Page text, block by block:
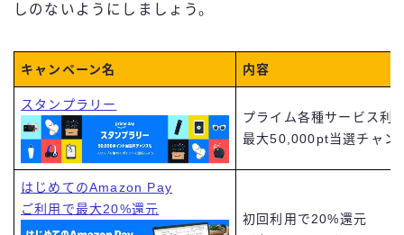
しのないようにしましょう。
キャンペーン名 内容
スタンプラリー
プライム各種サービス利
最大50,000pt当選チャン
はじめてのAmazon Pay
ご利用で最大20%還元
初回利用で20%還元